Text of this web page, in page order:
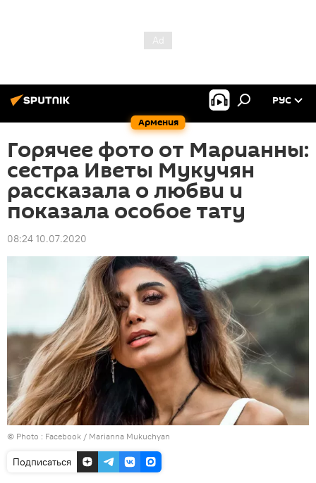
Армения
РУС
Горячее фото от Марианны:
сестра Иветы Мукучян
рассказала о любви и
показала особое тату
08:24 10.07.2020
© Photo : Facebook / Marianna Mukuchyan
Подписаться